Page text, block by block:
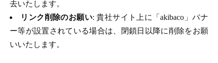
去いたします。
リンク削除のお願い: 貴社サイト上に「akibaco」バナ
ー等が設置されている場合は、閉鎖日以降に削除をお願
いいたします。